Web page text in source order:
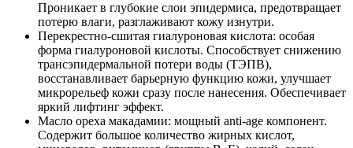
Проникает в глубокие слои эпидермиса, предотвращает
потерю влаги, разглаживают кожу изнутри.
Перекрестно-сшитая гиалуроновая кислота: особая
форма гиалуроновой кислоты. Способствует снижению
трансэпидермальной потери воды (ТЭПВ),
восстанавливает барьерную функцию кожи, улучшает
микрорельеф кожи сразу после нанесения. Обеспечивает
яркий лифтинг эффект.
Масло ореха макадамии: мощный anti-age компонент.
Содержит большое количество жирных кислот,